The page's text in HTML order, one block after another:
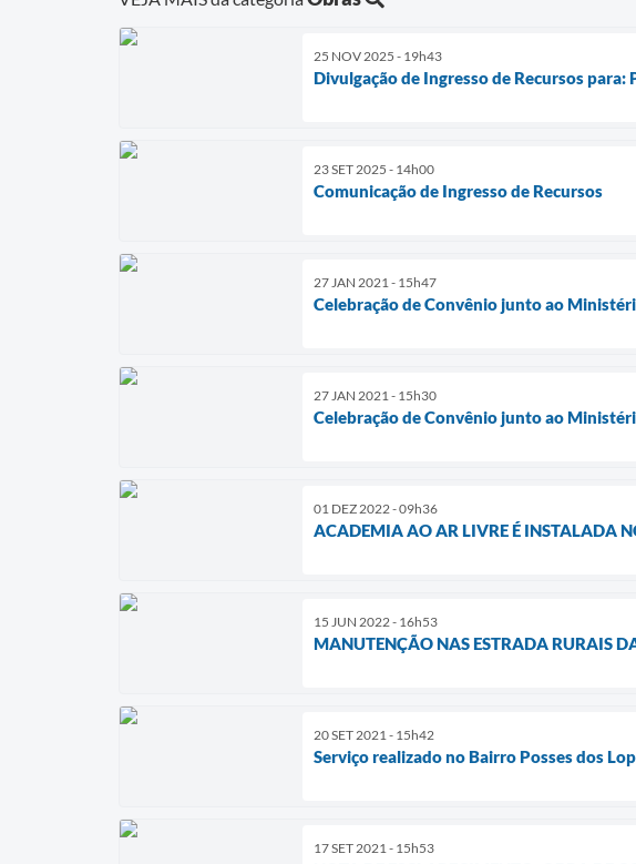
25 NOV 2025 - 19h43
Divulgação de Ingresso de Recursos
23 SET 2025 - 14h00
Comunicação de Ingresso de Recursos
27 JAN 2021 - 15h47
Celebração de Convênio junto ao
27 JAN 2021 - 15h30
Celebração de Convênio junto ao
01 DEZ 2022 - 09h36
ACADEMIA AO AR LIVRE É INSTALADA
15 JUN 2022 - 16h53
MANUTENÇÃO NAS ESTRADA RURAIS
20 SET 2021 - 15h42
Serviço realizado no Bairro Posses dos
17 SET 2021 - 15h53